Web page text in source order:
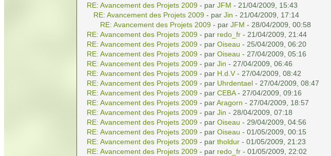
RE: Avancement des Projets 2009 - par JFM - 21/04/2009, 15:43
RE: Avancement des Projets 2009 - par Jin - 21/04/2009, 17:14
RE: Avancement des Projets 2009 - par JFM - 28/04/2009, 00:58
RE: Avancement des Projets 2009 - par redo_fr- 21/04/2009, 21:44
RE: Avancement des Projets 2009 - par Oiseau - 25/04/2009, 06:20
RE: Avancement des Projets 2009 - par Oiseau - 27/04/2009, 05:16
RE: Avancement des Projets 2009 - par Jin - 27/04/2009, 06:46
RE: Avancement des Projets 2009 - par H.d.V- 27/04/2009, 08:42
RE: Avancement des Projets 2009 - par Uhrdentael- 27/04/2009, 08:47
RE: Avancement des Projets 2009 - par CEBA- 27/04/2009, 09:16
RE: Avancement des Projets 2009 - parAragorn - 27/04/2009, 18:57
RE: Avancement des Projets 2009 - par Jin - 28/04/2009, 07:18
RE: Avancement des Projets 2009 - par Oiseau - 29/04/2009, 04:56
RE: Avancement des Projets 2009 - par Oiseau - 01/05/2009, 00:15
RE: Avancement des Projets 2009 - par tholdur- 01/05/2009, 21:23
RE: Avancement des Projets 2009 - par redo_fr- 01/05/2009, 22:02